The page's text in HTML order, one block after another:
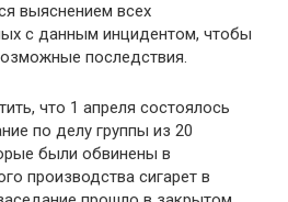
выяснением всех
с данным инцидентом, чтобы
последствия.
что 1 апреля состоялось
по делу группы из 20
были обвинены в
производства сигарет в